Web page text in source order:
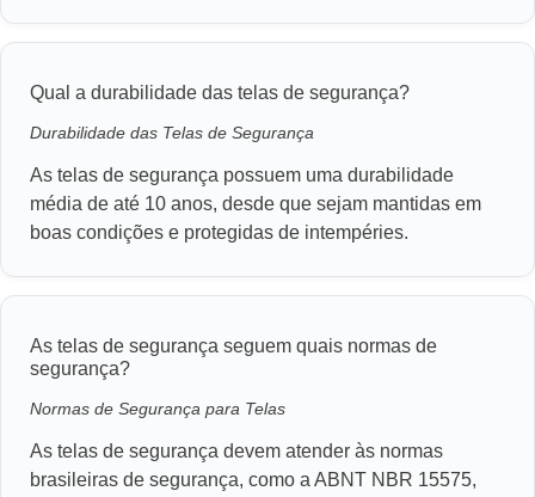
Qual a durabilidade das telas de segurança?
Durabilidade das Telas de Segurança
As telas de segurança possuem uma durabilidade
média de até 10 anos, desde que sejam mantidas em
boas condições e protegidas de intempéries.
As telas de segurança seguem quais normas de
segurança?
Normas de Segurança para Telas
As telas de segurança devem atender às normas
brasileiras de segurança, como a ABNT NBR 15575,